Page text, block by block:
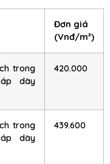
Đơn giá
(Vnđ/m²)
trong
dày
420.000
trong
dày
439.600